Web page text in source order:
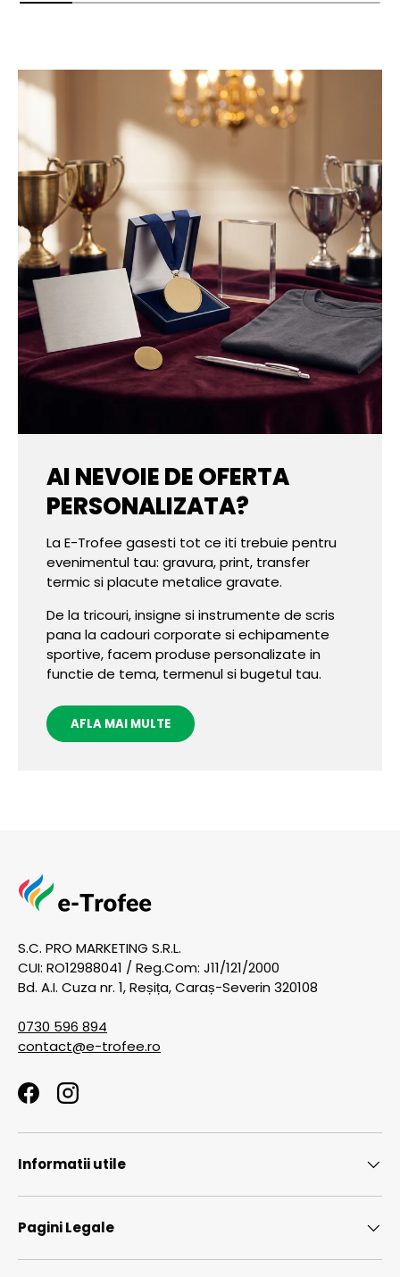
AI NEVOIE DE OFERTA
PERSONALIZATA?
La E-Trofee gasesti tot ce iti trebuie pentru
evenimentul tau: gravura, print, transfer
termic si placute metalice gravate.
De la tricouri, insigne si instrumente de scris
pana la cadouri corporate si echipamente
sportive, facem produse personalizate in
functie de tema, termenul si bugetul tau.
AFLA MAI MULTE
S.C. PRO MARKETING S.R.L.
CUI: RO12988041 / Reg.Com: J11/121/2000
Bd. A.I. Cuza nr. 1, Reșița, Caraș-Severin 320108
0730 596 894
contact@e-trofee.ro
FacebookInstagram
Informatii utile
Pagini Legale